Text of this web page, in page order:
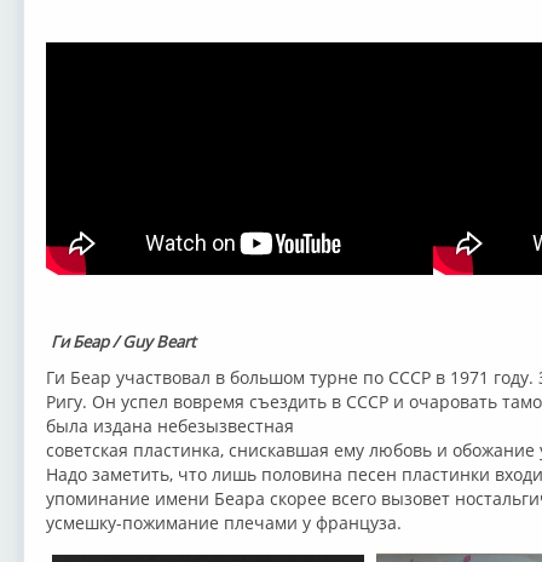
Ги Беар / Guy Beart
Ги Беар участвовал в большом турне по СССР в 1971
Ригу. Он успел вовремя съездить в СССР и очаровать
была издана небезызвестная
советская пластинка, снискавшая ему любовь и обожание
Надо заметить, что лишь половина песен пластинки
упоминание имени Беара скорее всего вызовет
усмешку-пожимание плечами у француза.